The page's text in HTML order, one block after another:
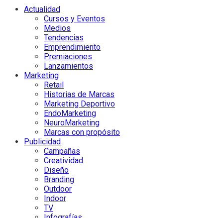
Actualidad
Cursos y Eventos
Medios
Tendencias
Emprendimiento
Premiaciones
Lanzamientos
Marketing
Retail
Historias de Marcas
Marketing Deportivo
EndoMarketing
NeuroMarketing
Marcas con propósito
Publicidad
Campañas
Creatividad
Diseño
Branding
Outdoor
Indoor
TV